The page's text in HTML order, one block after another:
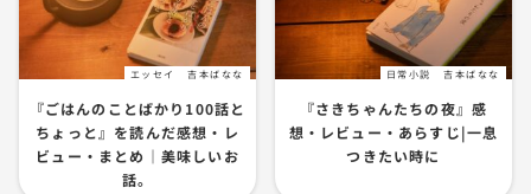
エッセイ 吉本ばなな
『ごはんのことばかり100話と
ちょっと』を読んだ感想・レ
ビュー・まとめ｜美味しいお
話。
日常小説 吉本ばなな
『さきちゃんたちの夜』感
想・レビュー・あらすじ|一息
つきたい時に